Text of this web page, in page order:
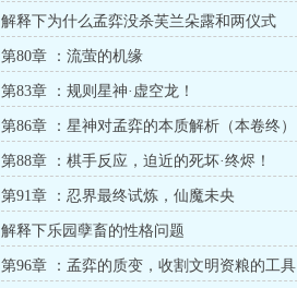
解释下为什么孟弈没杀芙兰朵露和两仪式
第80章 ：流萤的机缘
第83章 ：规则星神·虚空龙！
第86章 ：星神对孟弈的本质解析（本卷终）
第88章 ：棋手反应，迫近的死坏·终烬！
第91章 ：忍界最终试炼，仙魔未央
解释下乐园孽畜的性格问题
第96章 ：孟弈的质变，收割文明资粮的工具